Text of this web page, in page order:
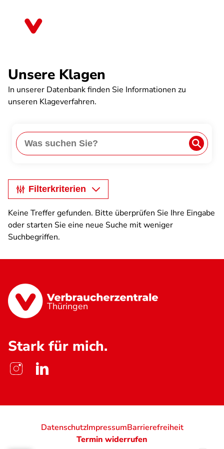
Unsere Klagen
In unserer Datenbank finden Sie Informationen zu
unseren Klageverfahren.
Filterkriterien
Keine Treffer gefunden. Bitte überprüfen Sie Ihre Eingabe
oder starten Sie eine neue Suche mit weniger
Suchbegriffen.
Thüringen
Stark für mich.
DatenschutzImpressumBarrierefreiheit
Termin widerrufen